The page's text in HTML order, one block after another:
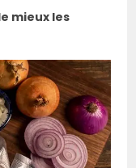
mieux les